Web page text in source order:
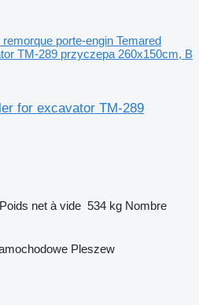
remorque porte-engin Temared
TM-289 przyczepa 260x150cm, B
for excavator TM-289
Poids net à vide 534 kg Nombre
Pleszew